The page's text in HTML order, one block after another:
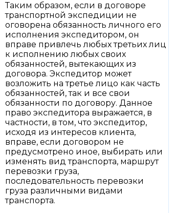
Таким образом, если в договоре
транспортной экспедиции не
оговорена обязанность личного его
исполнения экспедитором, он
вправе привлечь любых третьих лиц
к исполнению любых своих
обязанностей, вытекающих из
договора. Экспедитор может
возложить на третье лицо как часть
обязанностей, так и все свои
обязанности по договору. Данное
право экспедитора выражается, в
частности, в том, что экспедитор,
исходя из интересов клиента,
вправе, если договором не
предусмотрено иное, выбирать или
изменять вид транспорта, маршрут
перевозки груза,
последовательность перевозки
груза различными видами
транспорта.